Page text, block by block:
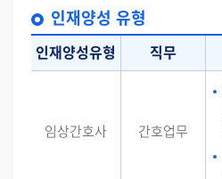
인재양성 유형
인재양성유형 직무
임상간호사 간호업무